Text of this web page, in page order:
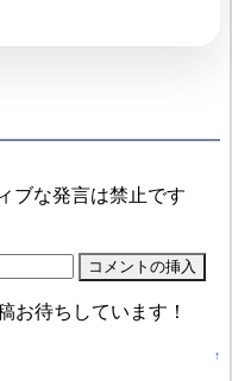
ブな発言は禁止です
お待ちしています！
↑